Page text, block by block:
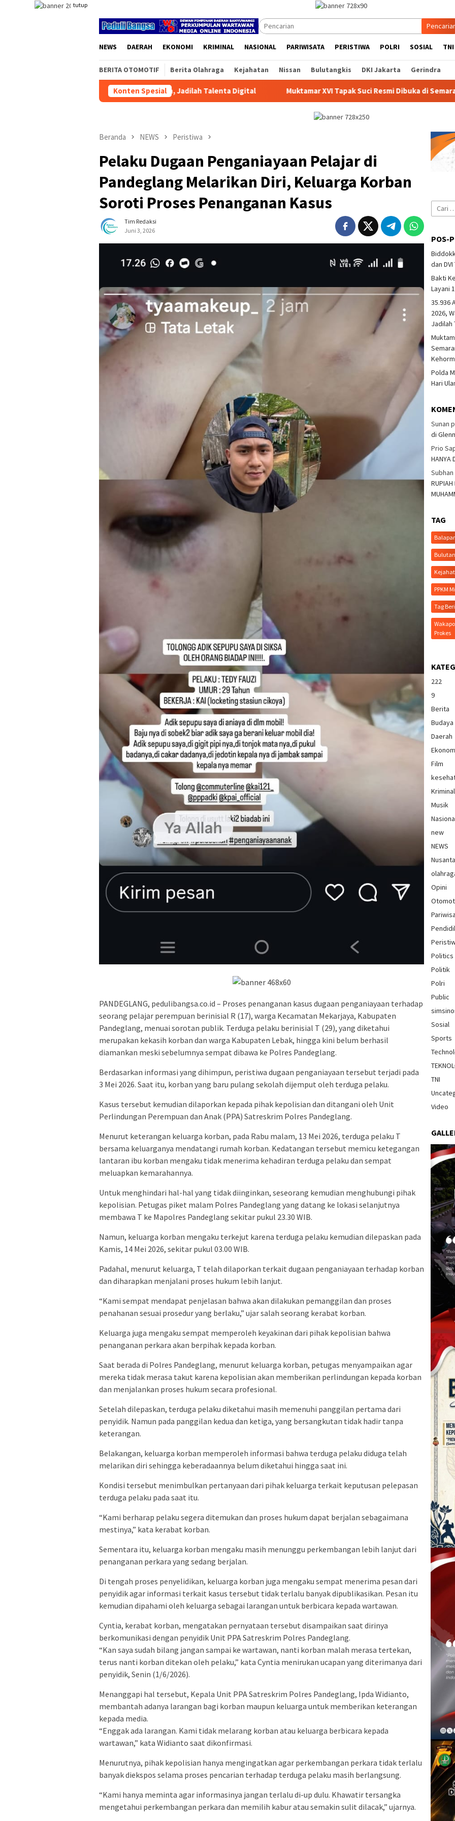
tutup
NEWS DAERAH EKONOMI KRIMINAL NASIONAL PARIWISATA PERISTIWA POLRI SOSIAL TNI
BERITA OTOMOTIF Berita Olahraga Kejahatan Nissan Bulutangkis DKI Jakarta Gerindra
Konten Spesial
Cuma Jadi Penonton, Jadilah Talenta Digital Muktamar XVI Tapak Suci Resmi Dibuka di Semarang, Kapolri Terima
Beranda NEWS Peristiwa
Pelaku Dugaan Penganiayaan Pelajar di
Pandeglang Melarikan Diri, Keluarga Korban
Soroti Proses Penanganan Kasus
Tim Redaksi
Juni 3, 2026
PANDEGLANG, pedulibangsa.co.id – Proses penanganan kasus dugaan penganiayaan terhadap
seorang pelajar perempuan berinisial R (17), warga Kecamatan Mekarjaya, Kabupaten
Pandeglang, menuai sorotan publik. Terduga pelaku berinisial T (29), yang diketahui
merupakan kekasih korban dan warga Kabupaten Lebak, hingga kini belum berhasil
diamankan meski sebelumnya sempat dibawa ke Polres Pandeglang.
Berdasarkan informasi yang dihimpun, peristiwa dugaan penganiayaan tersebut terjadi pada
3 Mei 2026. Saat itu, korban yang baru pulang sekolah dijemput oleh terduga pelaku.
Kasus tersebut kemudian dilaporkan kepada pihak kepolisian dan ditangani oleh Unit
Perlindungan Perempuan dan Anak (PPA) Satreskrim Polres Pandeglang.
Menurut keterangan keluarga korban, pada Rabu malam, 13 Mei 2026, terduga pelaku T
bersama keluarganya mendatangi rumah korban. Kedatangan tersebut memicu ketegangan
lantaran ibu korban mengaku tidak menerima kehadiran terduga pelaku dan sempat
meluapkan kemarahannya.
Untuk menghindari hal-hal yang tidak diinginkan, seseorang kemudian menghubungi pihak
kepolisian. Petugas piket malam Polres Pandeglang yang datang ke lokasi selanjutnya
membawa T ke Mapolres Pandeglang sekitar pukul 23.30 WIB.
Namun, keluarga korban mengaku terkejut karena terduga pelaku kemudian dilepaskan pada
Kamis, 14 Mei 2026, sekitar pukul 03.00 WIB.
Padahal, menurut keluarga, T telah dilaporkan terkait dugaan penganiayaan terhadap korban
dan diharapkan menjalani proses hukum lebih lanjut.
“Kami sempat mendapat penjelasan bahwa akan dilakukan pemanggilan dan proses
penahanan sesuai prosedur yang berlaku,” ujar salah seorang kerabat korban.
Keluarga juga mengaku sempat memperoleh keyakinan dari pihak kepolisian bahwa
penanganan perkara akan berpihak kepada korban.
Saat berada di Polres Pandeglang, menurut keluarga korban, petugas menyampaikan agar
mereka tidak merasa takut karena kepolisian akan memberikan perlindungan kepada korban
dan menjalankan proses hukum secara profesional.
Setelah dilepaskan, terduga pelaku diketahui masih memenuhi panggilan pertama dari
penyidik. Namun pada panggilan kedua dan ketiga, yang bersangkutan tidak hadir tanpa
keterangan.
Belakangan, keluarga korban memperoleh informasi bahwa terduga pelaku diduga telah
melarikan diri sehingga keberadaannya belum diketahui hingga saat ini.
Kondisi tersebut menimbulkan pertanyaan dari pihak keluarga terkait keputusan pelepasan
terduga pelaku pada saat itu.
“Kami berharap pelaku segera ditemukan dan proses hukum dapat berjalan sebagaimana
mestinya,” kata kerabat korban.
Sementara itu, keluarga korban mengaku masih menunggu perkembangan lebih lanjut dari
penanganan perkara yang sedang berjalan.
Di tengah proses penyelidikan, keluarga korban juga mengaku sempat menerima pesan dari
penyidik agar informasi terkait kasus tersebut tidak terlalu banyak dipublikasikan. Pesan itu
kemudian dipahami oleh keluarga sebagai larangan untuk berbicara kepada wartawan.
Cyntia, kerabat korban, mengatakan pernyataan tersebut disampaikan saat dirinya
berkomunikasi dengan penyidik Unit PPA Satreskrim Polres Pandeglang.
“Kan saya sudah bilang jangan sampai ke wartawan, nanti korban malah merasa tertekan,
terus nanti korban ditekan oleh pelaku,” kata Cyntia menirukan ucapan yang diterimanya dari
penyidik, Senin (1/6/2026).
Menanggapi hal tersebut, Kepala Unit PPA Satreskrim Polres Pandeglang, Ipda Widianto,
membantah adanya larangan bagi korban maupun keluarga untuk memberikan keterangan
kepada media.
“Enggak ada larangan. Kami tidak melarang korban atau keluarga berbicara kepada
wartawan,” kata Widianto saat dikonfirmasi.
Menurutnya, pihak kepolisian hanya mengingatkan agar perkembangan perkara tidak terlalu
banyak diekspos selama proses pencarian terhadap terduga pelaku masih berlangsung.
“Kami hanya meminta agar informasinya jangan terlalu di-up dulu. Khawatir tersangka
mengetahui perkembangan perkara dan memilih kabur atau semakin sulit dilacak,” ujarnya.
Cari
untuk:
POS-
dan
Bakti
Layani
35.936
2026,
Jadilah
Polda
Hari
Sunan
di
Prio
HANYA
Subhan
RUPIAH
TAG
PPKM
Tag
Prokes
222
9
Berita
Budaya
Daerah
Film
Kriminal
Musik
new
NEWS
Opini
Politics
Politik
Polri
Public
Sosial
Sports
TNI
Video